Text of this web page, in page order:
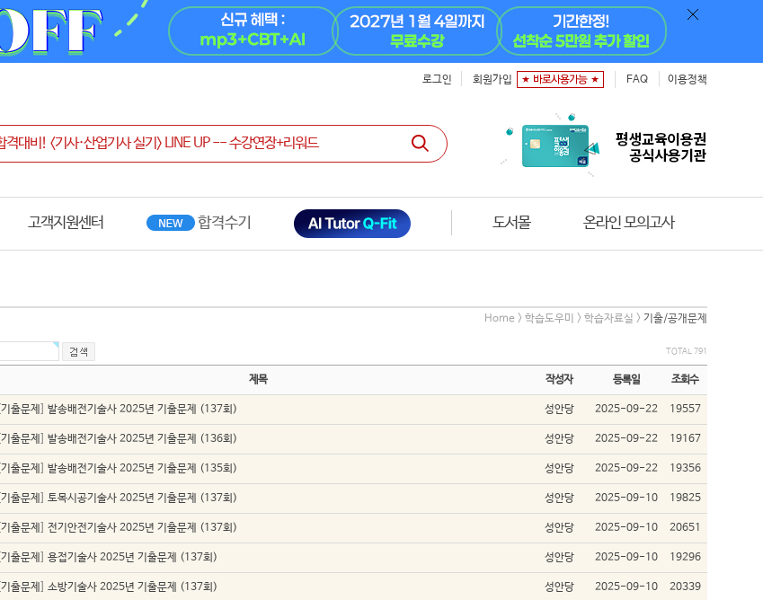
로그인 회원가입 FAQ 이용정책
고객지원센터 도서몰 온라인 모의고사
Home > 학습도우미 > 학습자료실 > 기출/공개문제
TOTAL 791
제목 작성자 등록일 조회수
기출문제 발송배전기술사 2025년 기출문제 (137회) 성안당 2025-09-22 19557
기출문제 발송배전기술사 2025년 기출문제 (136회) 성안당 2025-09-22 19167
기출문제 발송배전기술사 2025년 기출문제 (135회) 성안당 2025-09-22 19356
기출문제 토목시공기술사 2025년 기출문제 (137회) 성안당 2025-09-10 19825
기출문제 전기안전기술사 2025년 기출문제 (137회) 성안당 2025-09-10 20651
기출문제 용접기술사 2025년 기출문제 (137회) 성안당 2025-09-10 19296
기출문제 소방기술사 2025년 기출문제 (137회) 성안당 2025-09-10 20339